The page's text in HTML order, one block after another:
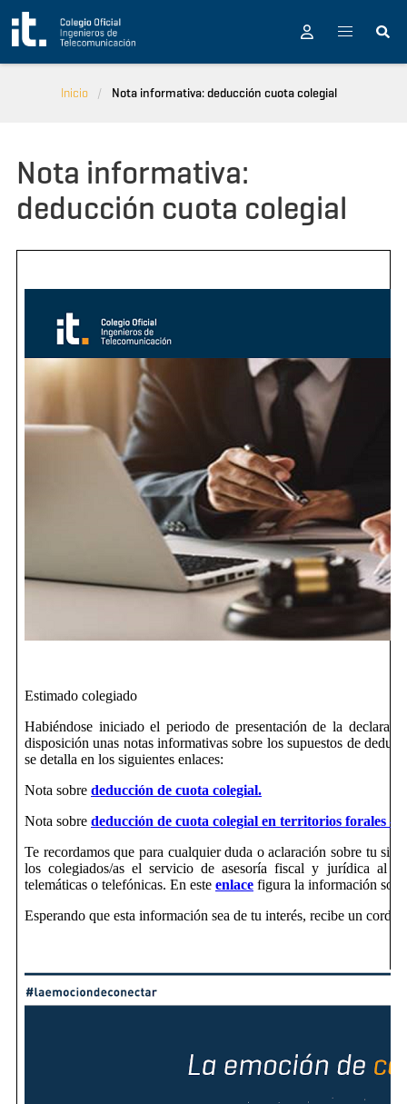
Pasar al contenido principal
Inicio Nota informativa: deducción cuota colegial
Nota informativa:
deducción cuota colegial